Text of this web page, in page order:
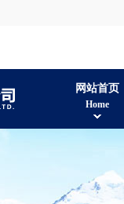
网站首页
Home